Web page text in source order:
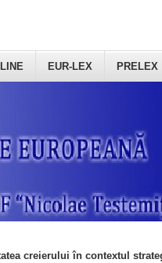
EUR-LEX PRELEX
creierului în contextul